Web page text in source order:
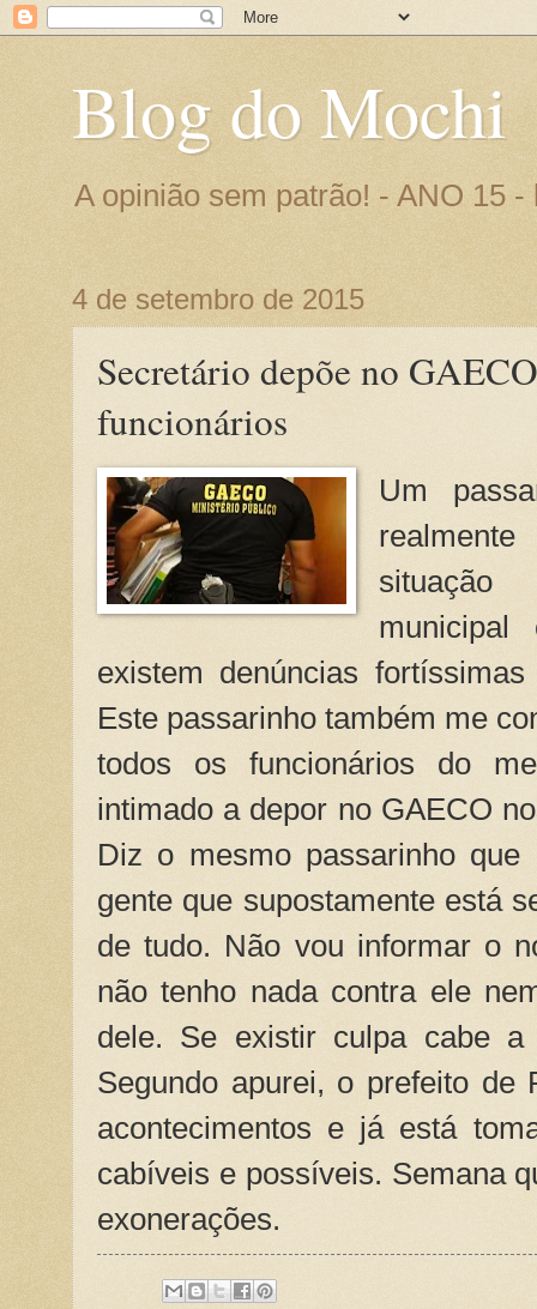
Blog do Mochi
A opinião sem patrão! - ANO 15
4 de setembro de 2015
Secretário depõe no
funcionários
Um
existem denúncias
Este passarinho também me
todos os funcionários do
intimado a depor no GAECO
Diz o mesmo passarinho
gente que supostamente está
de tudo. Não vou informar o
não tenho nada contra ele
dele. Se existir culpa cabe
Segundo apurei, o prefeito
acontecimentos e já está
cabíveis e possíveis. Semana
exonerações.